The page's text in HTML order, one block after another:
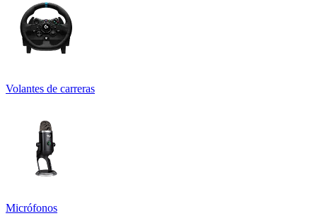
Volantes de carreras
Micrófonos